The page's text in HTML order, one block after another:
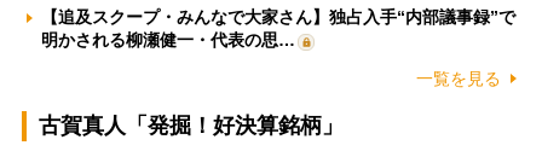
【追及スクープ・みんなで大家さん】独占入手“内部議事録”で
明かされる柳瀬健一・代表の思…
一覧を見る
古賀真人「発掘！好決算銘柄」